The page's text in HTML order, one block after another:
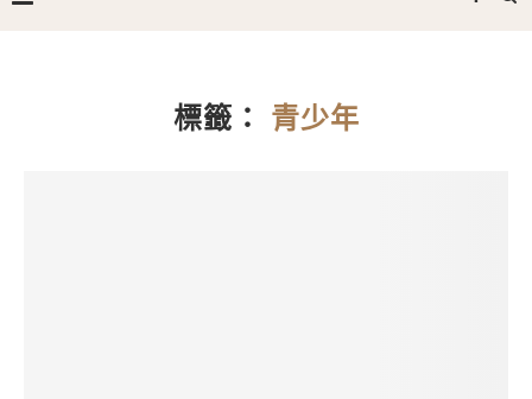
標籤： 青少年